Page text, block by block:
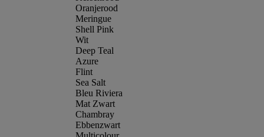
Oranjerood
Meringue
Shell Pink
Wit
Deep Teal
Azure
Flint
Sea Salt
Bleu Riviera
Mat Zwart
Chambray
Ebbenzwart